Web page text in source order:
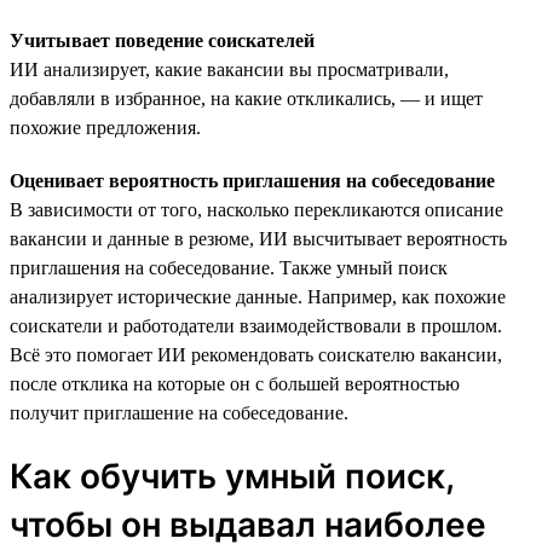
Учитывает поведение соискателей
ИИ анализирует, какие вакансии вы просматривали,
добавляли в избранное, на какие откликались, — и ищет
похожие предложения.
Оценивает вероятность приглашения на собеседование
В зависимости от того, насколько перекликаются описание
вакансии и данные в резюме, ИИ высчитывает вероятность
приглашения на собеседование. Также умный поиск
анализирует исторические данные. Например, как похожие
соискатели и работодатели взаимодействовали в прошлом.
Всё это помогает ИИ рекомендовать соискателю вакансии,
после отклика на которые он с большей вероятностью
получит приглашение на собеседование.
Как обучить умный поиск,
чтобы он выдавал наиболее